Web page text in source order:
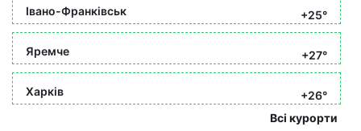
Івано-Франківськ +25°
Яремче +27°
Харків
+26°
Всі курорти